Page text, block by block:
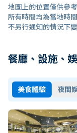
地圖上的位置僅供參考
所有時間均為當地時
不另行通知的情況下
餐廳、設施、
美食體驗 夜間